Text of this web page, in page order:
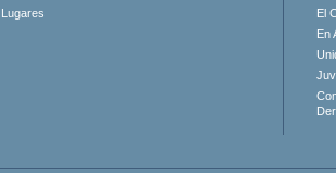
Lugares
El
En